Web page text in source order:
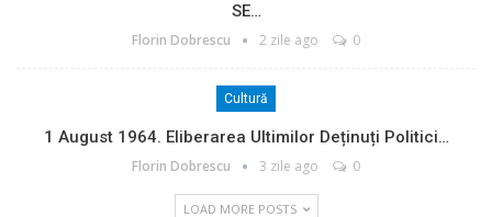
SE…
Florin Dobrescu 2 zile ago 0
Cultură
1 August 1964. Eliberarea Ultimilor Deținuți Politici…
Florin Dobrescu 3 zile ago 0
LOAD MORE POSTS